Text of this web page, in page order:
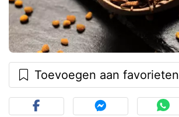
Toevoegen aan favorieten